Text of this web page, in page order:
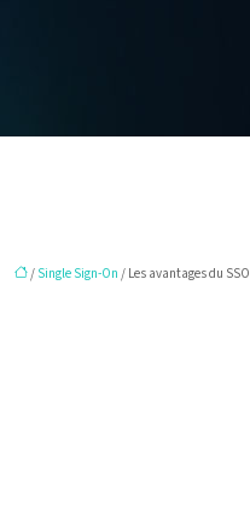
/ Single Sign-On / Les avantages du SSO